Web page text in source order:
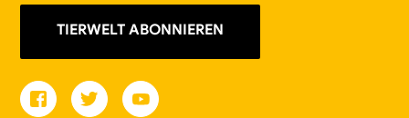
TIERWELT ABONNIEREN